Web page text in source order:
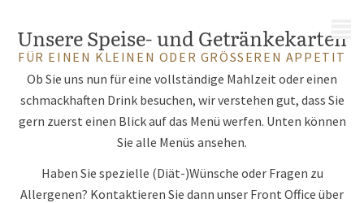
Unsere Speise- und Getränkekarten
FÜR EINEN KLEINEN ODER GRÖSSEREN APPETIT
Ob Sie uns nun für eine vollständige Mahlzeit oder einen
schmackhaften Drink besuchen, wir verstehen gut, dass Sie
gern zuerst einen Blick auf das Menü werfen. Unten können
Sie alle Menüs ansehen.
Haben Sie spezielle (Diät-)Wünsche oder Fragen zu
Allergenen? Kontaktieren Sie dann unser Front Office über